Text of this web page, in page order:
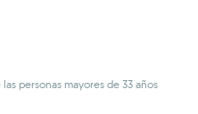
personas mayores de 33 años